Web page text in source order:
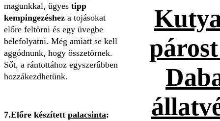
magunkkal, ügyes tipp
kempingezéshez a tojásokat
előre feltörni és egy üvegbe
belefolyatni. Még amiatt se kell
aggódnunk, hogy összetörnek.
Sőt, a rántottához egyszerűbben
hozzákezdhetünk.
7.Előre készített palacsinta: